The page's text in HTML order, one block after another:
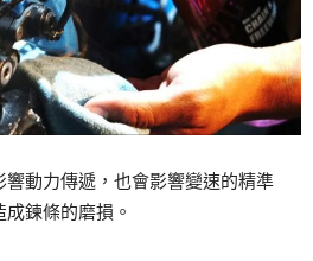
動力傳遞，也會影響變速的精準
鍊條的磨損。